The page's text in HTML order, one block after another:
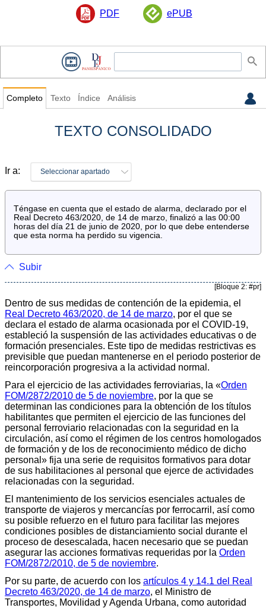
PDF ePUB
Completo Texto Índice Análisis
TEXTO CONSOLIDADO
Ir a: Seleccionar apartado
Téngase en cuenta que el estado de alarma, declarado por el
Real Decreto 463/2020, de 14 de marzo, finalizó a las 00:00
horas del día 21 de junio de 2020, por lo que debe entenderse
que esta norma ha perdido su vigencia.
Subir
[Bloque 2: #pr]
Dentro de sus medidas de contención de la epidemia, el
Real Decreto 463/2020, de 14 de marzo, por el que se
declara el estado de alarma ocasionada por el COVID-19,
estableció la suspensión de las actividades educativas o de
formación presenciales. Este tipo de medidas restrictivas es
previsible que puedan mantenerse en el periodo posterior de
reincorporación progresiva a la actividad normal.
Para el ejercicio de las actividades ferroviarias, la «Orden
FOM/2872/2010 de 5 de noviembre, por la que se
determinan las condiciones para la obtención de los títulos
habilitantes que permiten el ejercicio de las funciones del
personal ferroviario relacionadas con la seguridad en la
circulación, así como el régimen de los centros homologados
de formación y de los de reconocimiento médico de dicho
personal» fija una serie de requisitos formativos para dotar
de sus habilitaciones al personal que ejerce de actividades
relacionadas con la seguridad.
El mantenimiento de los servicios esenciales actuales de
transporte de viajeros y mercancías por ferrocarril, así como
su posible refuerzo en el futuro para facilitar las mejores
condiciones posibles de distanciamiento social durante el
proceso de desescalada, hacen necesario que se puedan
asegurar las acciones formativas requeridas por la Orden
FOM/2872/2010, de 5 de noviembre.
Por su parte, de acuerdo con los artículos 4 y 14.1 del Real
Decreto 463/2020, de 14 de marzo, el Ministro de
Transportes, Movilidad y Agenda Urbana, como autoridad